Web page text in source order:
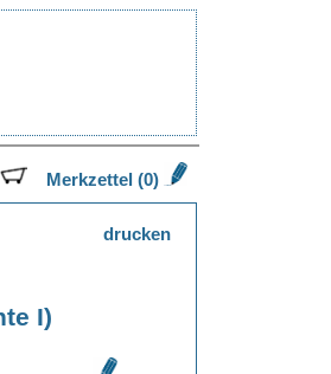
Merkzettel (0)
drucken
I)